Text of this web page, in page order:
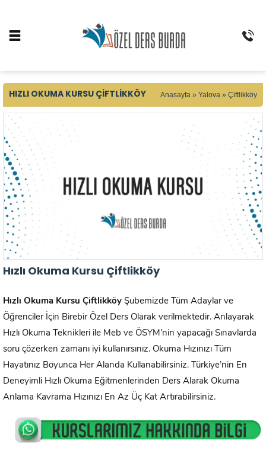
HIZLI OKUMA KURSU ÇIFTLIKKÖY Anasayfa » Yalova » Çiftlikköy
Hızlı Okuma Kursu Çiftlikköy
Hızlı Okuma Kursu Çiftlikköy Şubemizde Tüm Adaylar ve
Öğrenciler İçin Birebir Özel Ders Olarak verilmektedir. Anlayarak
Hızlı Okuma Teknikleri ile Meb ve ÖSYM’nin yapacağı Sınavlarda
soru çözerken zamanı iyi kullanırsınız. Okuma Hızınızı Tüm
Hayatınız Boyunca Her Alanda Kullanabilirsiniz. Türkiye’nin En
Deneyimli Hızlı Okuma Eğitmenlerinden Ders Alarak Okuma
Anlama Kavrama Hızınızı En Az Üç Kat Artırabilirsiniz.